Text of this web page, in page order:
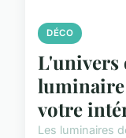
DÉCO
L'univers
votre
Les luminaires